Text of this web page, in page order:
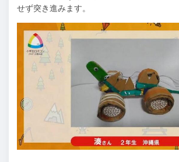
せず突き進みます。